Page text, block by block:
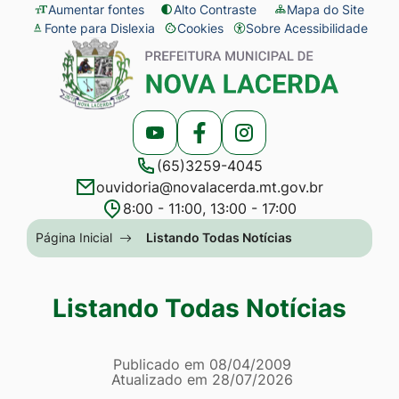
Seção
de
atalhos
acessibilidade
Ir
para
conteúdo
menu
[alt+2]
para
Aumentar fontes Alto Contraste
Mapa do Site
Fonte para Dislexia
Cookies
Abrir
preferências
de
cookies
Sobre Acessibilidade
Seção
menu
Acessar
a
Rede
Social
Acessar
a
Rede
Social
Acessar
a
Rede
Social
(65)3259-4045
ouvidoria@novalacerda.mt.gov.br
8:00 - 11:00, 13:00 - 17:00
Seção
do
principal
Página Inicial Listando Todas Notícias
Listando Todas Notícias
Página Listando Todas
Informações
Publicado em 08/04/2009
Atualizado em 28/07/2026